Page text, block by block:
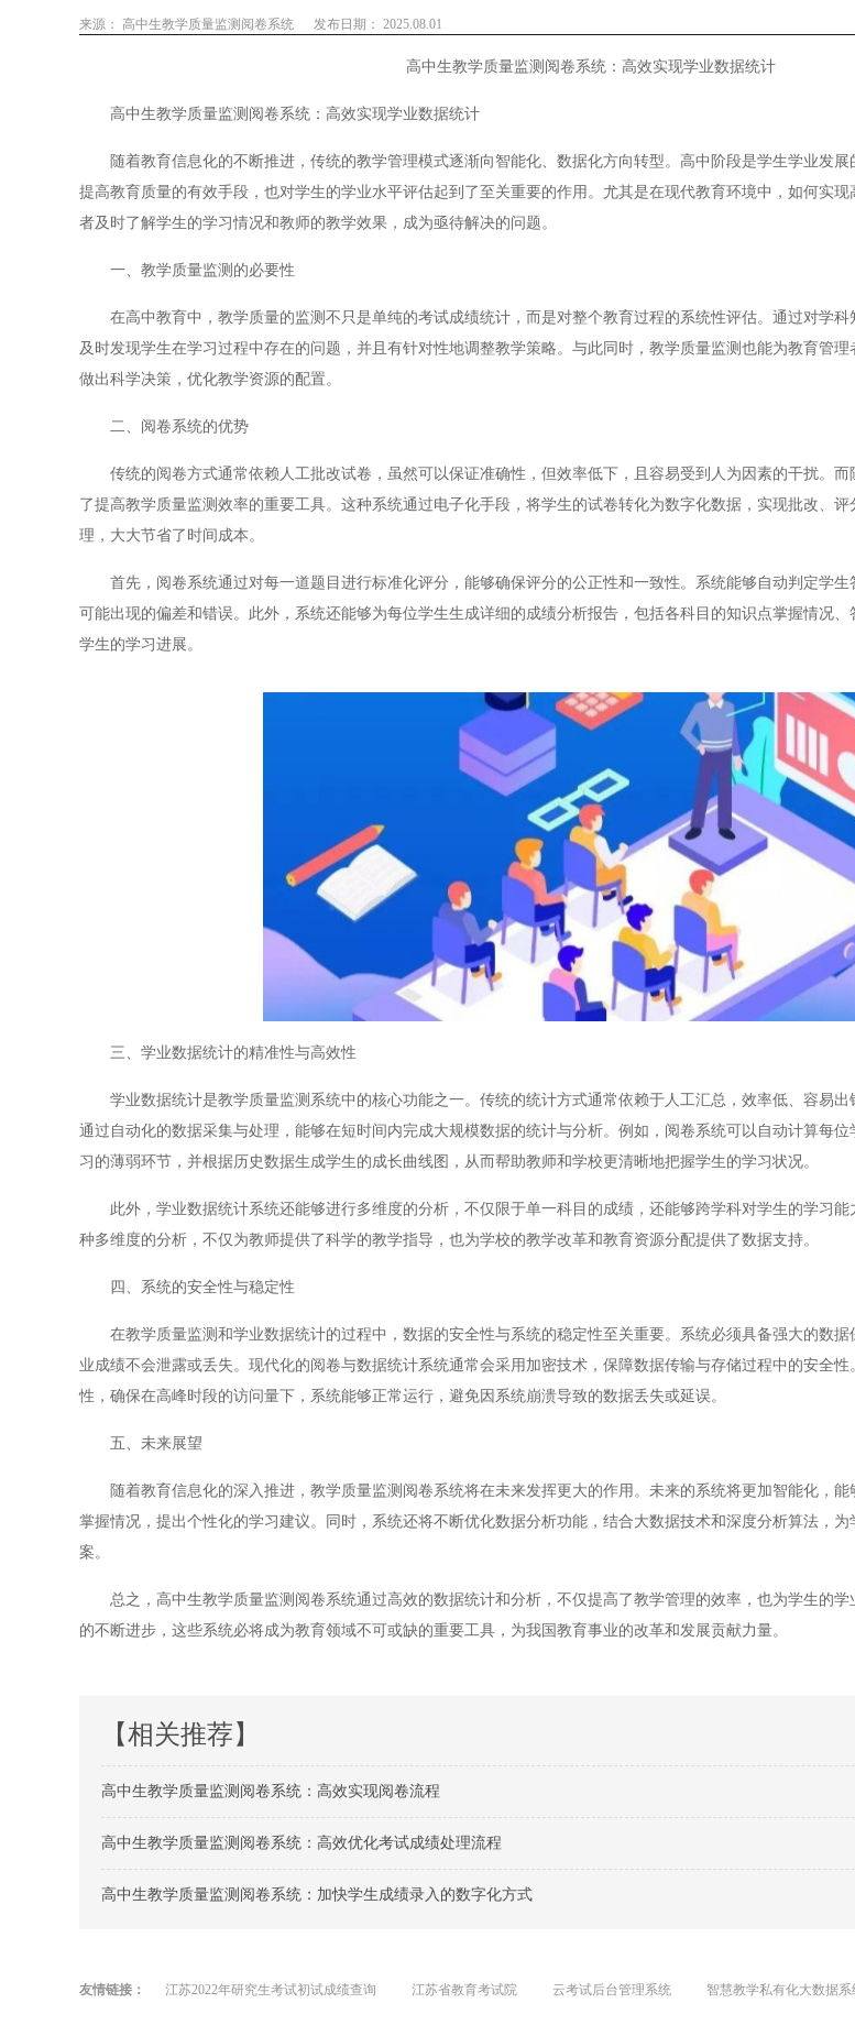
来源： 高中生教学质量监测阅卷系统 发布日期： 2025.08.01
高中生教学质量监测阅卷系统：高效实现学业数据统计
高中生教学质量监测阅卷系统：高效实现学业数据统计
随着教育信息化的不断推进，传统的教学管理模式逐渐向智能化、数据化方向转型。高中阶段是学生学业发展
提高教育质量的有效手段，也对学生的学业水平评估起到了至关重要的作用。尤其是在现代教育环境中，如何实
者及时了解学生的学习情况和教师的教学效果，成为亟待解决的问题。
一、教学质量监测的必要性
在高中教育中，教学质量的监测不只是单纯的考试成绩统计，而是对整个教育过程的系统性评估。通过对学科
及时发现学生在学习过程中存在的问题，并且有针对性地调整教学策略。与此同时，教学质量监测也能为教育管
做出科学决策，优化教学资源的配置。
二、阅卷系统的优势
传统的阅卷方式通常依赖人工批改试卷，虽然可以保证准确性，但效率低下，且容易受到人为因素的干扰。而
了提高教学质量监测效率的重要工具。这种系统通过电子化手段，将学生的试卷转化为数字化数据，实现批改、
理，大大节省了时间成本。
首先，阅卷系统通过对每一道题目进行标准化评分，能够确保评分的公正性和一致性。系统能够自动判定学生
可能出现的偏差和错误。此外，系统还能够为每位学生生成详细的成绩分析报告，包括各科目的知识点掌握情况
学生的学习进展。
三、学业数据统计的精准性与高效性
学业数据统计是教学质量监测系统中的核心功能之一。传统的统计方式通常依赖于人工汇总，效率低、容易出
通过自动化的数据采集与处理，能够在短时间内完成大规模数据的统计与分析。例如，阅卷系统可以自动计算每
习的薄弱环节，并根据历史数据生成学生的成长曲线图，从而帮助教师和学校更清晰地把握学生的学习状况。
此外，学业数据统计系统还能够进行多维度的分析，不仅限于单一科目的成绩，还能够跨学科对学生的学习能
种多维度的分析，不仅为教师提供了科学的教学指导，也为学校的教学改革和教育资源分配提供了数据支持。
四、系统的安全性与稳定性
在教学质量监测和学业数据统计的过程中，数据的安全性与系统的稳定性至关重要。系统必须具备强大的数据
业成绩不会泄露或丢失。现代化的阅卷与数据统计系统通常会采用加密技术，保障数据传输与存储过程中的安全
性，确保在高峰时段的访问量下，系统能够正常运行，避免因系统崩溃导致的数据丢失或延误。
五、未来展望
随着教育信息化的深入推进，教学质量监测阅卷系统将在未来发挥更大的作用。未来的系统将更加智能化，能
掌握情况，提出个性化的学习建议。同时，系统还将不断优化数据分析功能，结合大数据技术和深度分析算法，
案。
总之，高中生教学质量监测阅卷系统通过高效的数据统计和分析，不仅提高了教学管理的效率，也为学生的学
的不断进步，这些系统必将成为教育领域不可或缺的重要工具，为我国教育事业的改革和发展贡献力量。
【相关推荐】
高中生教学质量监测阅卷系统：高效实现阅卷流程
高中生教学质量监测阅卷系统：高效优化考试成绩处理流程
高中生教学质量监测阅卷系统：加快学生成绩录入的数字化方式
友情链接： 江苏2022年研究生考试初试成绩查询 江苏省教育考试院 云考试后台管理系统 智慧教学私有化大数据系